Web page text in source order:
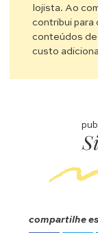
lojista. Ao
contribui para
conteúdos
custo
compartilhe